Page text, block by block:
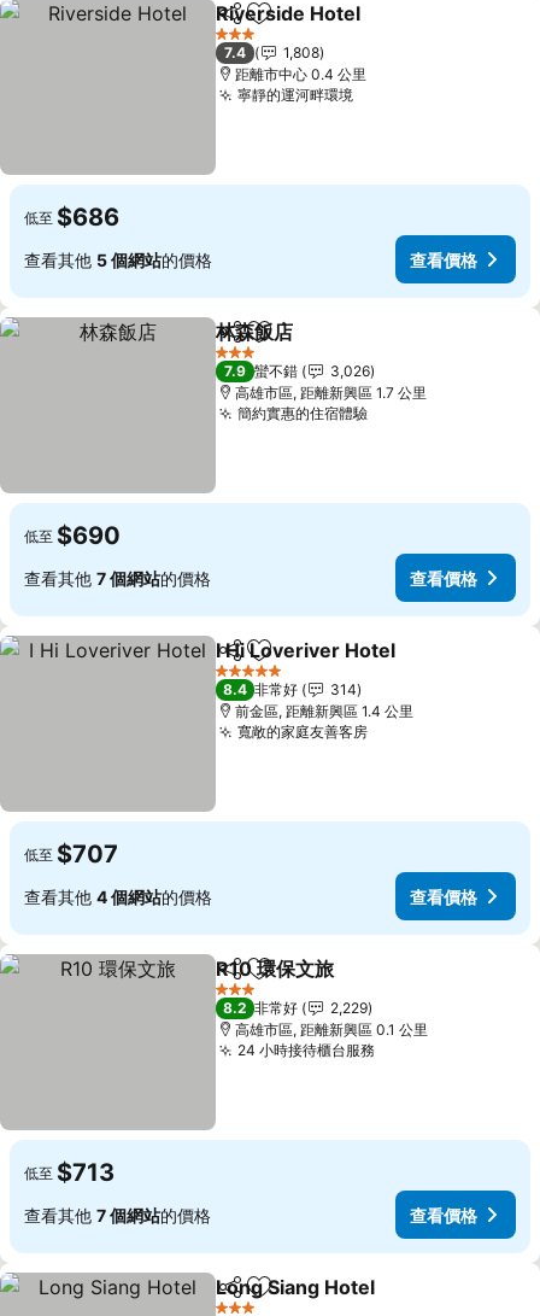
分享 加入我的最愛
Riverside Hotel
3 星級
7.4
1,808
距離市中心 0.4 公里
寧靜的運河畔環境查看價格
低至 $686
查看其他 5 個網站的價格 查看價格
分享 加入我的最愛
林森飯店
3 星級
7.9 蠻不錯
3,026
高雄市區, 距離新興區 1.7 公里
簡約實惠的住宿體驗查看價格
低至 $690
查看其他 7 個網站的價格 查看價格
分享 加入我的最愛
I Hi Loveriver Hotel
5 星級
8.4 非常好
314
前金區, 距離新興區 1.4 公里
寬敞的家庭友善客房查看價格
低至 $707
查看其他 4 個網站的價格 查看價格
分享 加入我的最愛
R10 環保文旅
3 星級
8.2 非常好
2,229
高雄市區, 距離新興區 0.1 公里
24 小時接待櫃台服務
低至 $713
查看其他 7 個網站的價格 查看價格
分享 加入我的最愛
Long Siang Hotel